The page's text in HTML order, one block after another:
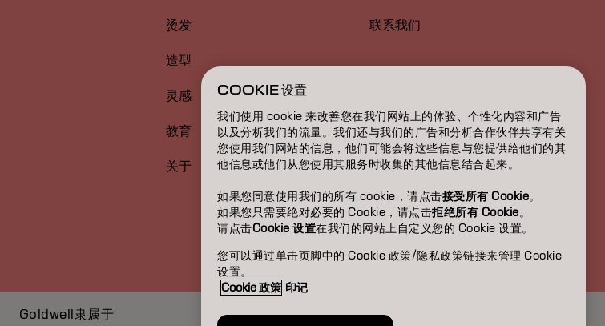
烫发
造型
灵感
教育
关于
联系我们
CN | Chinese (Traditional)
Goldwell隶属于
COOKIE 设置
我们使用 cookie 来改善您在我们网站上的体验、个性化内容和广告
以及分析我们的流量。我们还与我们的广告和分析合作伙伴共享有关
您使用我们网站的信息，他们可能会将这些信息与您提供给他们的其
他信息或他们从您使用其服务时收集的其他信息结合起来。
如果您同意使用我们的所有 cookie，请点击接受所有 Cookie。
如果您只需要绝对必要的 Cookie，请点击拒绝所有 Cookie。
请点击Cookie 设置在我们的网站上自定义您的 Cookie 设置。
您可以通过单击页脚中的 Cookie 政策/隐私政策链接来管理 Cookie
设置。
Cookie 政策 印记